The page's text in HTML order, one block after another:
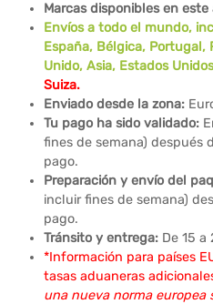
Marcas disponibles en
Envíos a todo el mundo,
España, Bélgica, Portugal,
Unido, Asia, Estados
Suiza.
Enviado desde la zona:
Tu pago ha sido validado:
fines de semana) después
pago.
Preparación y envío del
incluir fines de semana)
pago.
Tránsito y entrega: De 15 a
*Información para países
tasas aduaneras
una nueva norma europea